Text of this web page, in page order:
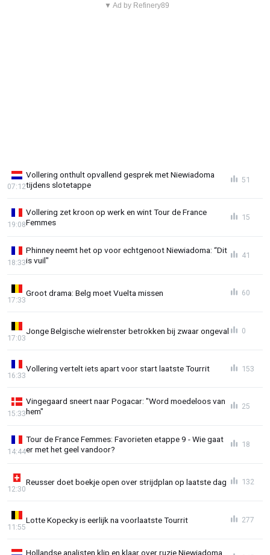
▼ Ad by Refinery89
Vollering onthult opvallend gesprek met Niewiadoma
tijdens slotetappe
07:12
51
Vollering zet kroon op werk en wint Tour de France
Femmes
19:08
15
Phinney neemt het op voor echtgenoot Niewiadoma: “Dit
is vuil"
18:33
41
Groot drama: Belg moet Vuelta missen
17:33
60
Jonge Belgische wielrenster betrokken bij zwaar ongeval
17:03
0
Vollering vertelt iets apart voor start laatste Tourrit
16:33
153
Vingegaard sneert naar Pogacar: "Word moedeloos van
hem"
15:33
25
Tour de France Femmes: Favorieten etappe 9 - Wie gaat
er met het geel vandoor?
14:44
18
Reusser doet boekje open over strijdplan op laatste dag
12:30
132
Lotte Kopecky is eerlijk na voorlaatste Tourrit
11:55
277
Hollandse analisten klip en klaar over ruzie Niewiadoma